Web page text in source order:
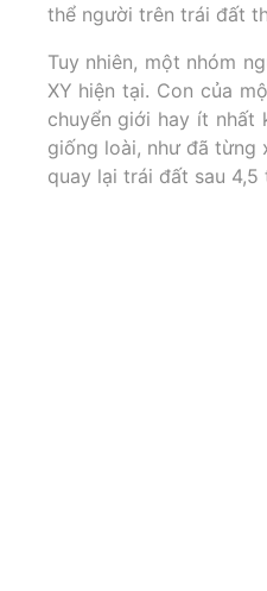
thể người trên trái đất
Tuy nhiên, một nhóm
XY hiện tại. Con của
chuyển giới hay ít nhất
giống loài, như đã từng
quay lại trái đất sau